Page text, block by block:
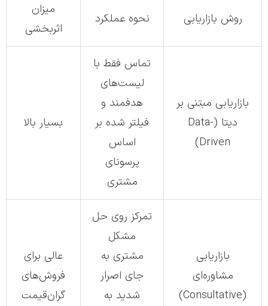
روش بازاریابی نحوه عملکرد
میزان
اثربخشی
بازاریابی مبتنی بر
دیتا (Data-
Driven)
تماس فقط با
لیست‌های
هدفمند و
فیلتر شده بر
اساس
پرسونای
مشتری
بسیار بالا
بازاریابی
مشاوره‌ای
(Consultative)
تمرکز روی حل
مشکل
مشتری به
جای اصرار
شدید به
عالی برای
فروش‌های
گران‌قیمت